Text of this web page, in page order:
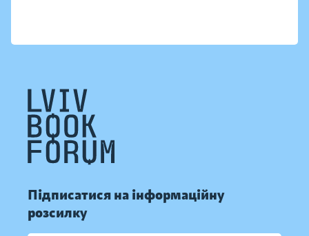
Підписатися на інформаційну
розсилку